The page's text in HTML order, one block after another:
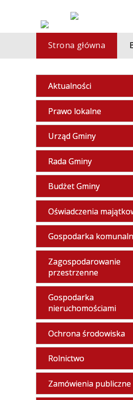
Strona główna
Aktualności
Prawo lokalne
Urząd Gminy
Rada Gminy
Budżet Gminy
Oświadczenia
Gospodarka
Zagospodarowanie
przestrzenne
Gospodarka
nieruchomościami
Ochrona środowiska
Rolnictwo
Zamówienia publiczne